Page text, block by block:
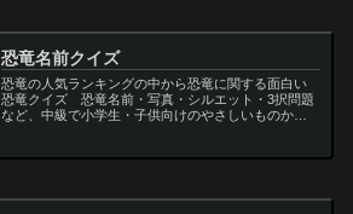
恐竜名前クイズ
恐竜の人気ランキングの中から恐竜に関する面白い
恐竜クイズ 恐竜名前・写真・シルエット・3択問題
など、中級で小学生・子供向けのやさしいものから
サ...